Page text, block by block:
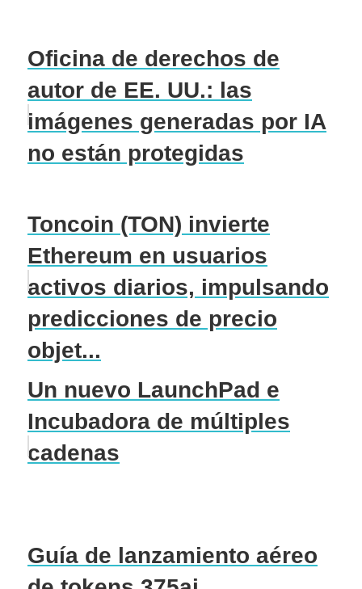
Oficina de derechos de
autor de EE. UU.: las
imágenes generadas por IA
no están protegidas
Toncoin (TON) invierte
Ethereum en usuarios
activos diarios, impulsando
predicciones de precio
objet...
Un nuevo LaunchPad e
Incubadora de múltiples
cadenas
Guía de lanzamiento aéreo